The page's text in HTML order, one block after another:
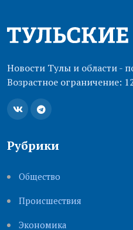
Новости Тулы и области -
Возрастное ограничение:
Рубрики
Общество
Происшествия
Экономика